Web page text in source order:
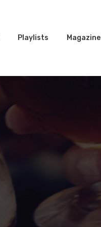
Playlists Magazine